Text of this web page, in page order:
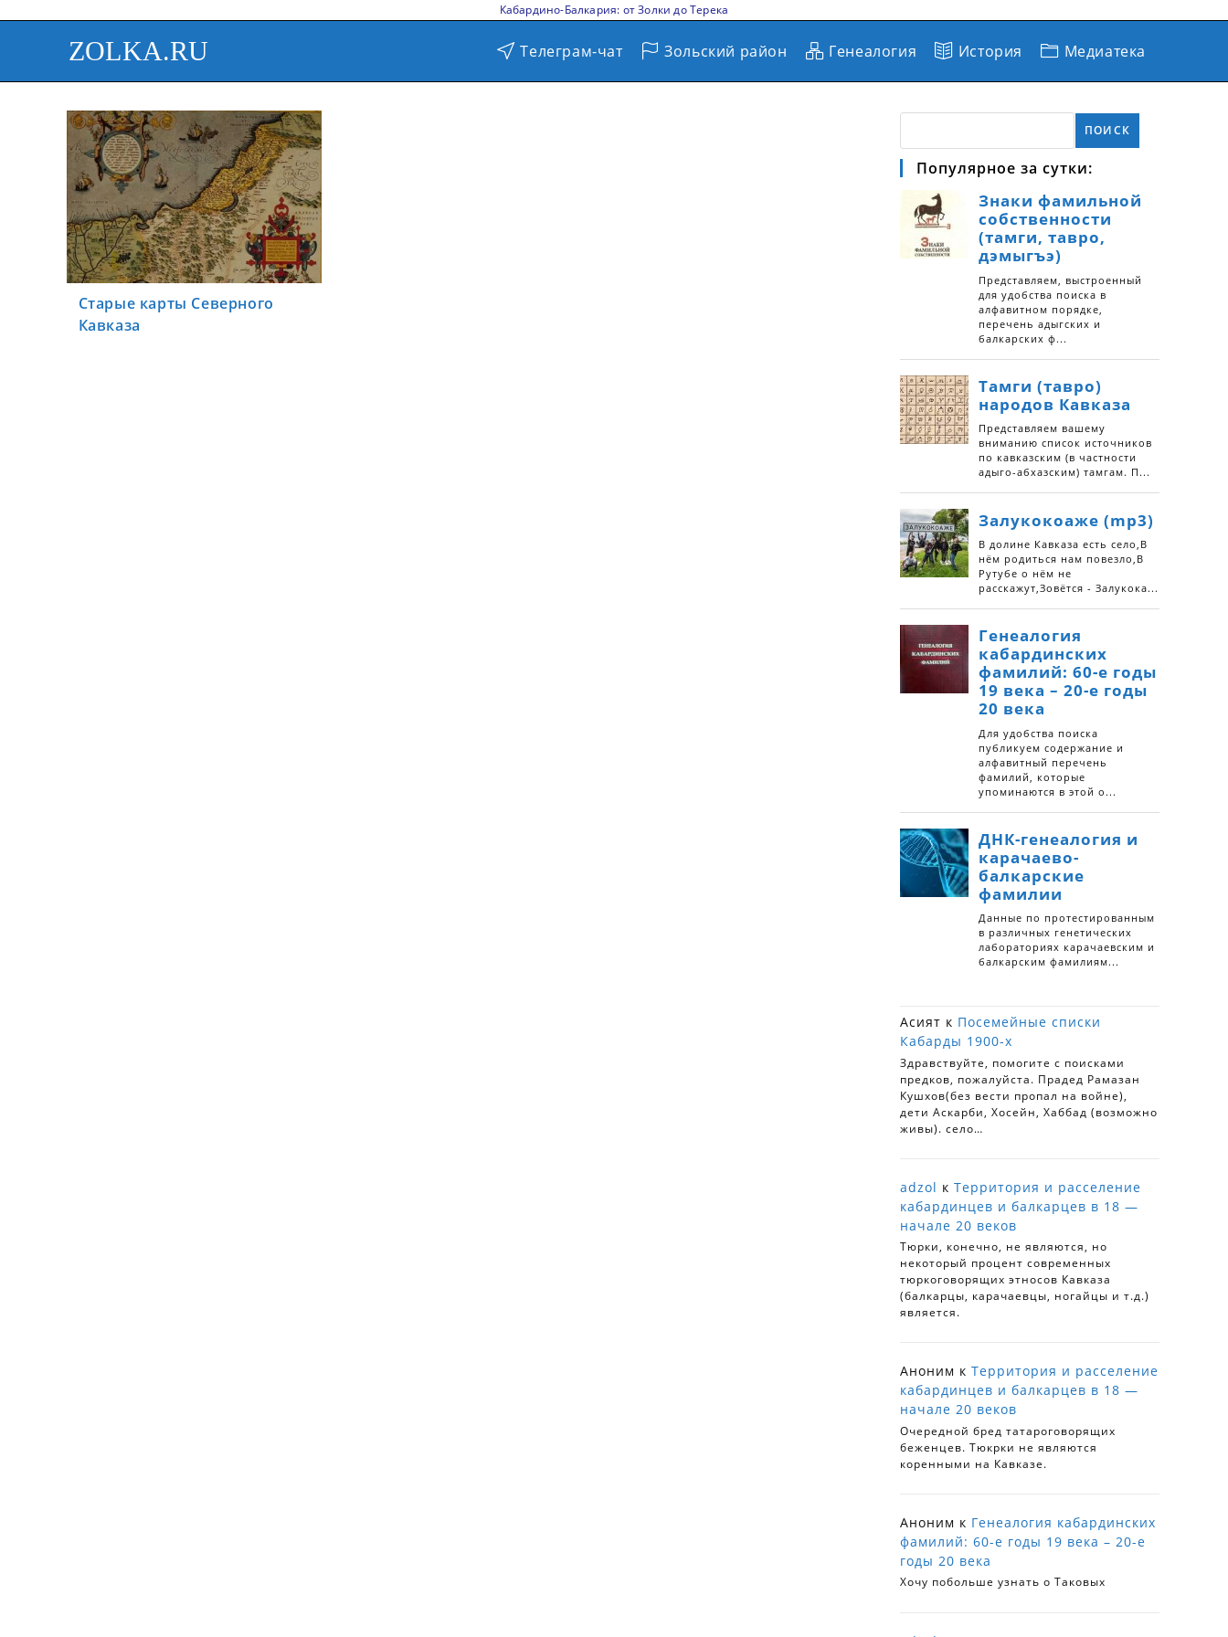
Кабардино-Балкария: от Золки до Терека
ZOLKA.RU Телеграм-чат Зольский район Генеалогия История Медиатека
Старые карты Северного
Кавказа
ПОИСК
Популярное за сутки:
Асият к Посемейные списки
Кабарды 1900-х
Здравствуйте, помогите с поисками
предков, пожалуйста. Прадед Рамазан
Кушхов(без вести пропал на войне),
дети Аскарби, Хосейн, Хаббад (возможно
живы). село…
adzol к Территория и расселение
кабардинцев и балкарцев в 18 —
начале 20 веков
Тюрки, конечно, не являются, но
некоторый процент современных
тюркоговорящих этносов Кавказа
(балкарцы, карачаевцы, ногайцы и т.д.)
является.
Аноним к Территория и расселение
кабардинцев и балкарцев в 18 —
начале 20 веков
Очередной бред татароговорящих
беженцев. Тюкрки не являются
коренными на Кавказе.
Аноним к Генеалогия кабардинских
фамилий: 60-е годы 19 века – 20-е
годы 20 века
Хочу побольше узнать о Таковых